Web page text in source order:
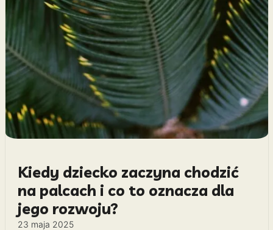
Kiedy dziecko zaczyna chodzić
na palcach i co to oznacza dla
jego rozwoju?
23 maja 2025